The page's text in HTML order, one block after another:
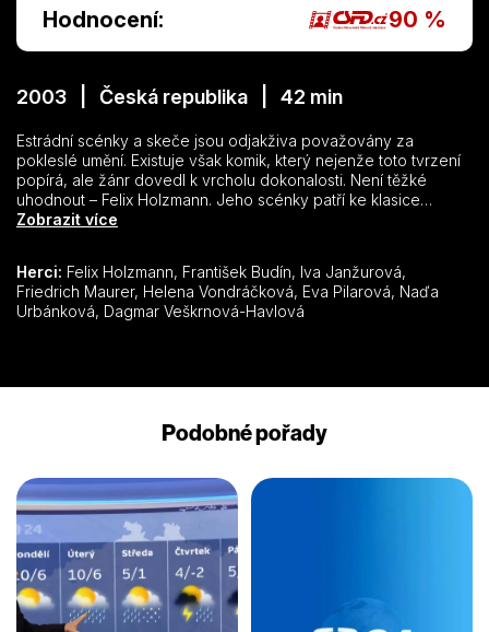
Hodnocení: 90 %
2003 | Česká republika | 42 min
Estrádní scénky a skeče jsou odjakživa považovány za
pokleslé umění. Existuje však komik, který nejenže toto tvrzení
popírá, ale žánr dovedl k vrcholu dokonalosti. Není těžké
uhodnout – Felix Holzmann. Jeho scénky patří ke klasice
televizní zábavy. Můžete si opět připomenout jeho humor, který
Zobrazit více
Herci:
Friedrich Maurer, Helena Vondráčková, Eva Pilarová, Naďa
Urbánková, Dagmar Veškrnová-Havlová
Podobné pořady